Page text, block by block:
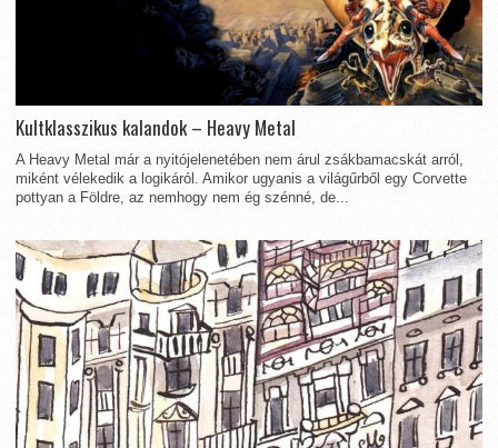
Kultklasszikus kalandok – Heavy Metal
A Heavy Metal már a nyitójelenetében nem árul zsákbamacskát arról,
miként vélekedik a logikáról. Amikor ugyanis a világűrből egy Corvette
pottyan a Földre, az nemhogy nem ég szénné, de...